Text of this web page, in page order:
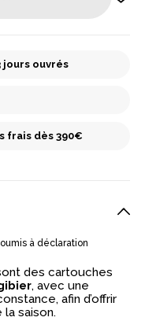
jours ouvrés
frais dès 390€
à déclaration
des cartouches
, avec une
afin d’offrir
saison.